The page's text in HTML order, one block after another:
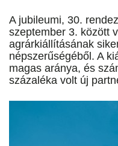
A jubileumi, 30.
szeptember 3. között
agrárkiállításának
népszerűségéből. A
magas aránya, és
százaléka volt új